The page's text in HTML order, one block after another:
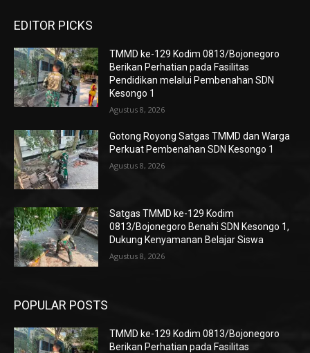
EDITOR PICKS
TMMD ke-129 Kodim 0813/Bojonegoro
Berikan Perhatian pada Fasilitas
Pendidikan melalui Pembenahan SDN
Kesongo 1
Agustus 8, 2026
Gotong Royong Satgas TMMD dan Warga
Perkuat Pembenahan SDN Kesongo 1
Agustus 8, 2026
Satgas TMMD ke-129 Kodim
0813/Bojonegoro Benahi SDN Kesongo 1,
Dukung Kenyamanan Belajar Siswa
Agustus 8, 2026
POPULAR POSTS
TMMD ke-129 Kodim 0813/Bojonegoro
Berikan Perhatian pada Fasilitas